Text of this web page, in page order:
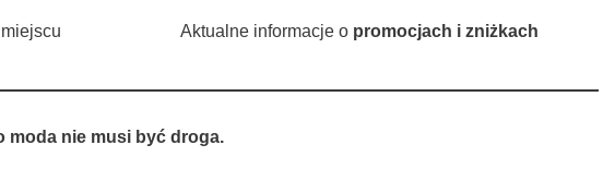
Aktualne informacje o promocjach i zniżkach
moda nie musi być droga.